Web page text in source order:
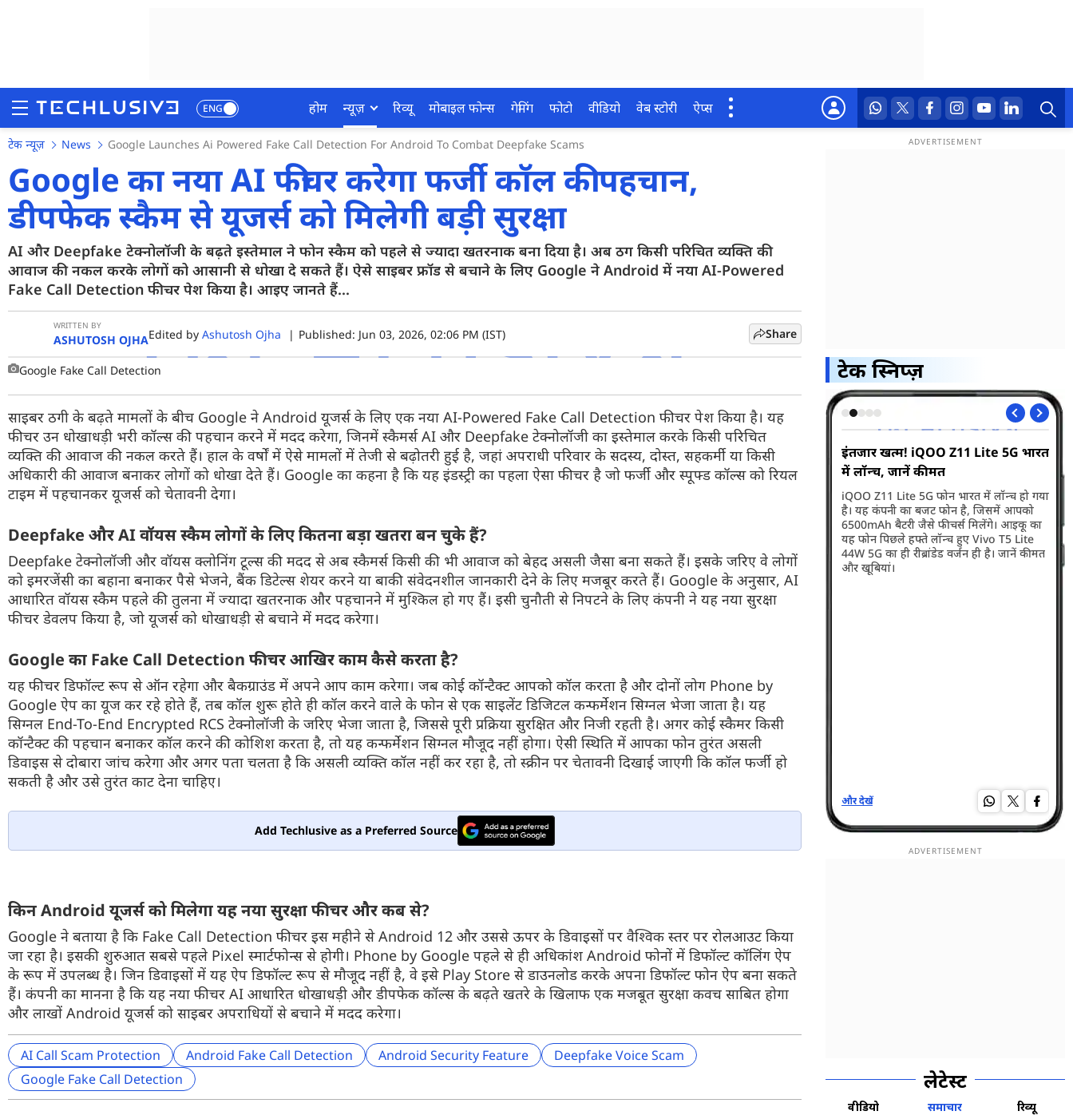
ENG होम न्यूज़ रिव्यू मोबाइल फोन्स गेमिंग फोटो वीडियो वेब स्टोरी ऐप्स
होम
न्यूज़
रिव्यू
मोबाइल फोन्स
गेमिंग
वीडियो
ऐप्स
डील्स
टेक न्यूज़ News Google Launches Ai Powered Fake Call Detection For Android To Combat Deepfake Scams
Google का नया AI फीचर करेगा फर्जी कॉल की पहचान,
डीपफेक स्कैम से यूजर्स को मिलेगी बड़ी सुरक्षा
AI और Deepfake टेक्नोलॉजी के बढ़ते इस्तेमाल ने फोन स्कैम को पहले से ज्यादा खतरनाक बना दिया है। अब ठग किसी परिचित व्यक्ति की
आवाज की नकल करके लोगों को आसानी से धोखा दे सकते हैं। ऐसे साइबर फ्रॉड से बचाने के लिए Google ने Android में नया AI-Powered
Fake Call Detection फीचर पेश किया है। आइए जानते हैं...
WRITTEN BY
ASHUTOSH OJHAEdited by Ashutosh Ojha | Published: Jun 03, 2026, 02:06 PM (IST) Share
Google Fake Call Detection
साइबर ठगी के बढ़ते मामलों के बीच Google ने Android यूजर्स के लिए एक नया AI-Powered Fake Call Detection फीचर पेश किया है। यह
फीचर उन धोखाधड़ी भरी कॉल्स की पहचान करने में मदद करेगा, जिनमें स्कैमर्स AI और Deepfake टेक्नोलॉजी का इस्तेमाल करके किसी परिचित
व्यक्ति की आवाज की नकल करते हैं। हाल के वर्षों में ऐसे मामलों में तेजी से बढ़ोतरी हुई है, जहां अपराधी परिवार के सदस्य, दोस्त, सहकर्मी या किसी
अधिकारी की आवाज बनाकर लोगों को धोखा देते हैं। Google का कहना है कि यह इंडस्ट्री का पहला ऐसा फीचर है जो फर्जी और स्पूफ्ड कॉल्स को रियल
टाइम में पहचानकर यूजर्स को चेतावनी देगा।
Deepfake और AI वॉयस स्कैम लोगों के लिए कितना बड़ा खतरा बन चुके हैं?
Deepfake टेक्नोलॉजी और वॉयस क्लोनिंग टूल्स की मदद से अब स्कैमर्स किसी की भी आवाज को बेहद असली जैसा बना सकते हैं। इसके जरिए वे लोगों
को इमरजेंसी का बहाना बनाकर पैसे भेजने, बैंक डिटेल्स शेयर करने या बाकी संवेदनशील जानकारी देने के लिए मजबूर करते हैं। Google के अनुसार, AI
आधारित वॉयस स्कैम पहले की तुलना में ज्यादा खतरनाक और पहचानने में मुश्किल हो गए हैं। इसी चुनौती से निपटने के लिए कंपनी ने यह नया सुरक्षा
फीचर डेवलप किया है, जो यूजर्स को धोखाधड़ी से बचाने में मदद करेगा।
Google का Fake Call Detection फीचर आखिर काम कैसे करता है?
यह फीचर डिफॉल्ट रूप से ऑन रहेगा और बैकग्राउंड में अपने आप काम करेगा। जब कोई कॉन्टैक्ट आपको कॉल करता है और दोनों लोग Phone by
Google ऐप का यूज कर रहे होते हैं, तब कॉल शुरू होते ही कॉल करने वाले के फोन से एक साइलेंट डिजिटल कन्फर्मेशन सिग्नल भेजा जाता है। यह
सिग्नल End-To-End Encrypted RCS टेक्नोलॉजी के जरिए भेजा जाता है, जिससे पूरी प्रक्रिया सुरक्षित और निजी रहती है। अगर कोई स्कैमर किसी
कॉन्टैक्ट की पहचान बनाकर कॉल करने की कोशिश करता है, तो यह कन्फर्मेशन सिग्नल मौजूद नहीं होगा। ऐसी स्थिति में आपका फोन तुरंत असली
डिवाइस से दोबारा जांच करेगा और अगर पता चलता है कि असली व्यक्ति कॉल नहीं कर रहा है, तो स्क्रीन पर चेतावनी दिखाई जाएगी कि कॉल फर्जी हो
सकती है और उसे तुरंत काट देना चाहिए।
Add Techlusive as a Preferred Source
किन Android यूजर्स को मिलेगा यह नया सुरक्षा फीचर और कब से?
Google ने बताया है कि Fake Call Detection फीचर इस महीने से Android 12 और उससे ऊपर के डिवाइसों पर वैश्विक स्तर पर रोलआउट किया
जा रहा है। इसकी शुरुआत सबसे पहले Pixel स्मार्टफोन्स से होगी। Phone by Google पहले से ही अधिकांश Android फोनों में डिफॉल्ट कॉलिंग ऐप
के रूप में उपलब्ध है। जिन डिवाइसों में यह ऐप डिफॉल्ट रूप से मौजूद नहीं है, वे इसे Play Store से डाउनलोड करके अपना डिफॉल्ट फोन ऐप बना सकते
हैं। कंपनी का मानना है कि यह नया फीचर AI आधारित धोखाधड़ी और डीपफेक कॉल्स के बढ़ते खतरे के खिलाफ एक मजबूत सुरक्षा कवच साबित होगा
और लाखों Android यूजर्स को साइबर अपराधियों से बचाने में मदद करेगा।
AI Call Scam Protection Android Fake Call Detection Android Security Feature
Deepfake Voice Scam
Google Fake Call Detection
टेक स्निप्ज़
Jio लाया 10,000 का नया प्लान, डेटा-
कॉलिंग-15 OTT
ऑफर लाई है। इस ऑफर के तहत कंपनी ने
10,000 रुपये और 12,122 रुपये के दो प्लान
पेश किए हैं। जानें डिटेल्स।
इंतजार खत्म! iQOO Z11 Lite 5G भारत
में लॉन्च, जानें कीमत
44W 5G का ही रीब्रांडेड वर्जन ही है। जानें कीमत
और खूबियां।
WhatsApp जल्द होगा अपडेट, बदलेगा
मैसेज बबल का डिजाइन
WhatsApp के डिजाइन में जल्द बदलाव होने
वाला है, जिसके तहत मैसेज बबल को नई शेप में
देखा जा सकेगा। इससे ऐप का इंटरफेस मॉर्डर बन
जाएगा। इससे चैटिंग करने में मजा आएगा।
और देखें
लेटेस्ट
वीडियो समाचार रिव्यू